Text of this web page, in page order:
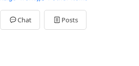
Chat Posts